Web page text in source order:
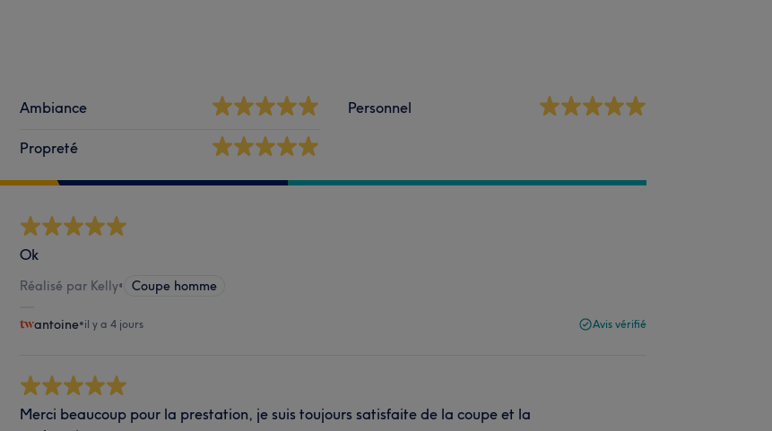
Ambiance
Propreté
Personnel
Ok
Réalisé par Kelly• Coupe homme
antoine•il y a 4 jours Avis vérifié
Merci beaucoup pour la prestation, je suis toujours satisfaite de la coupe et la